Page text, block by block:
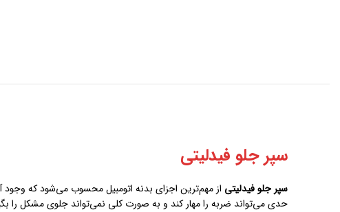
سپر جلو فیدلیتی
سپر جلو فیدلیتی از مهم‌ترین اجزای بدنه اتومبیل محسوب می‌شود که وجود
حدی می‌تواند ضربه را مهار کند و به صورت کلی نمی‌تواند جلوی مشکل را